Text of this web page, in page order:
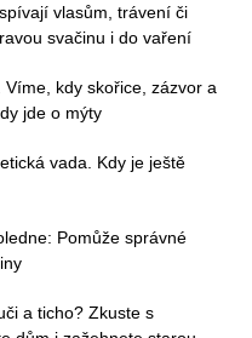
vlasům, trávení či
svačinu i do vaření
kdy skořice, zázvor a
jde o mýty
vada. Kdy je ještě
Pomůže správné
a ticho? Zkuste s